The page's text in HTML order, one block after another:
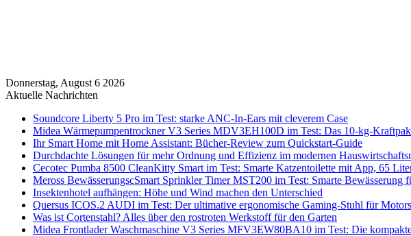
Donnerstag, August 6 2026
Aktuelle Nachrichten
Soundcore Liberty 5 Pro im Test: starke ANC-In-Ears mit cleverem Case
Midea Wärmepumpentrockner V3 Series MDV3EH100D im Test: Das 10-kg-
Ihr Smart Home mit Home Assistant: Bücher-Review zum Quickstart-Guide
Durchdachte Lösungen für mehr Ordnung und Effizienz im modernen
Cecotec Pumba 8500 CleanKitty Smart im Test: Smarte Katzentoilette mit App, 65
Meross BewässerungscSmart Sprinkler Timer MST200 im Test: Smarte Bewässerung
Insektenhotel aufhängen: Höhe und Wind machen den Unterschied
Quersus ICOS.2 AUDI im Test: Der ultimative ergonomische Gaming-Stuhl für
Was ist Cortenstahl? Alles über den rostroten Werkstoff für den Garten
Midea Frontlader Waschmaschine V3 Series MFV3EW80BA10 im Test: Die